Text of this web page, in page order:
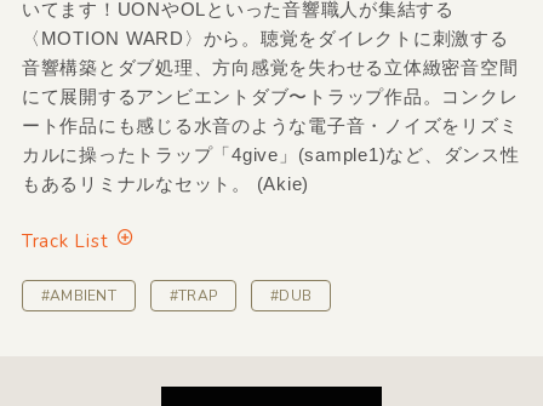
いてます！UONやOLといった音響職人が集結する
〈MOTION WARD〉から。聴覚をダイレクトに刺激する
音響構築とダブ処理、方向感覚を失わせる立体緻密音空間
にて展開するアンビエントダブ〜トラップ作品。コンクレ
ート作品にも感じる水音のような電子音・ノイズをリズミ
カルに操ったトラップ「4give」(sample1)など、ダンス性
もあるリミナルなセット。 (Akie)
Track List
#AMBIENT #TRAP #DUB